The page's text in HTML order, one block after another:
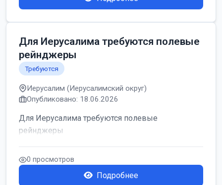
Для Иерусалима требуются полевые
рейнджеры
Требуются
Иерусалим (Иерусалимский округ)
Опубликовано: 18.06.2026
Для Иерусалима требуются полевые
рейнджеры
0 просмотров
Подробнее